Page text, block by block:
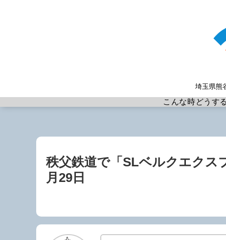
埼玉県熊
こんな時どうす
秩父鉄道で「SLベルクエクス
月29日